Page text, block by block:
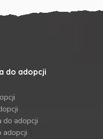
do adopcji
do adopcji
adopcji